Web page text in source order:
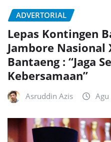
ADVERTORIAL
Lepas Kontingen
Jambore Nasional
Bantaeng : “Jaga
Kebersamaan”
Asruddin Azis